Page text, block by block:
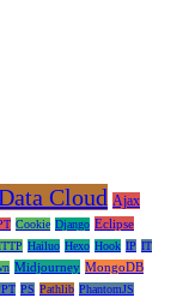
Cloud Ajax
Cookie Django Eclipse
Hailuo Hexo Hook IP IT
Midjourney MongoDB
PS Pathlib PhantomJS